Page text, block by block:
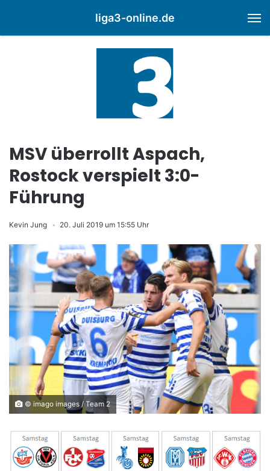
liga3-online.de
MSV überrollt Aspach,
Rostock verspielt 3:0-
Führung
Kevin Jung 20. Juli 2019 um 15:55 Uhr
© imago images / Team 2